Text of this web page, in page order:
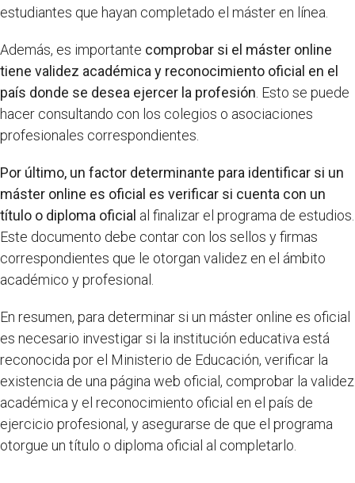
estudiantes que hayan completado el máster en línea.
Además, es importante comprobar si el máster online
tiene validez académica y reconocimiento oficial en el
país donde se desea ejercer la profesión . Esto se puede
hacer consultando con los colegios o asociaciones
profesionales correspondientes.
Por último, un factor determinante para identificar si un
máster online es oficial es verificar si cuenta con un
título o diploma oficial al finalizar el programa de estudios.
Este documento debe contar con los sellos y firmas
correspondientes que le otorgan validez en el ámbito
académico y profesional.
En resumen, para determinar si un máster online es oficial
es necesario investigar si la institución educativa está
reconocida por el Ministerio de Educación, verificar la
existencia de una página web oficial, comprobar la validez
académica y el reconocimiento oficial en el país de
ejercicio profesional, y asegurarse de que el programa
otorgue un título o diploma oficial al completarlo.